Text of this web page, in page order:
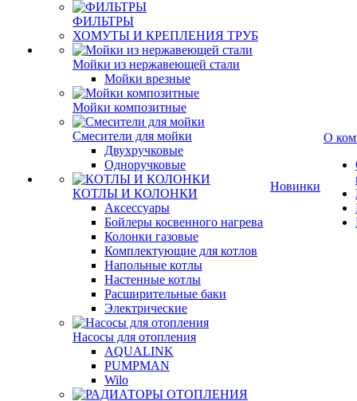
ФИЛЬТРЫ
ХОМУТЫ И КРЕПЛЕНИЯ ТРУБ
Мойки из нержавеющей стали
Мойки врезные
Мойки композитные
Смесители для мойки
Двухручковые
Одноручковые
КОТЛЫ И КОЛОНКИ
Аксессуары
Бойлеры косвенного нагрева
Колонки газовые
Комплектующие для котлов
Напольные котлы
Настенные котлы
Расширительные баки
Электрические
Насосы для отопления
AQUALINK
PUMPMAN
Wilo
Новинки
О